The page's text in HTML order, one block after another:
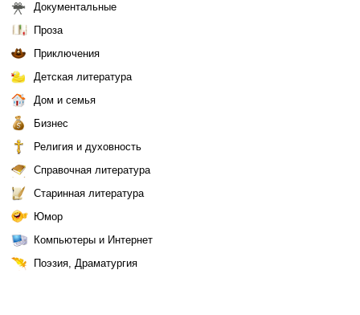
Документальные
Проза
Приключения
Детская литература
Дом и семья
Бизнес
Религия и духовность
Справочная литература
Старинная литература
Юмор
Компьютеры и Интернет
Поэзия, Драматургия